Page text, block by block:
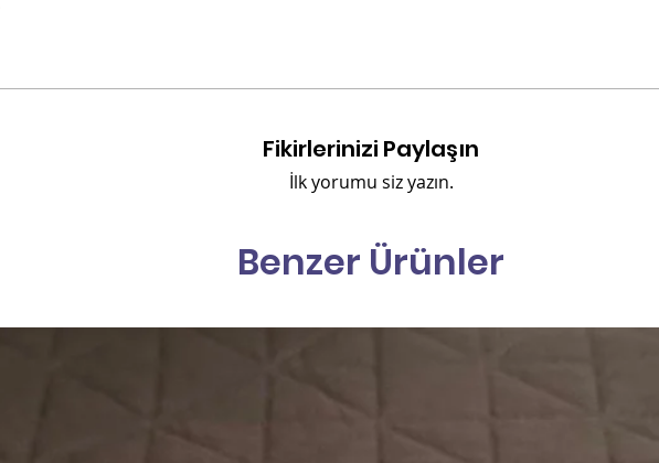
Fikirlerinizi Paylaşın
İlk yorumu siz yazın.
Benzer Ürünler